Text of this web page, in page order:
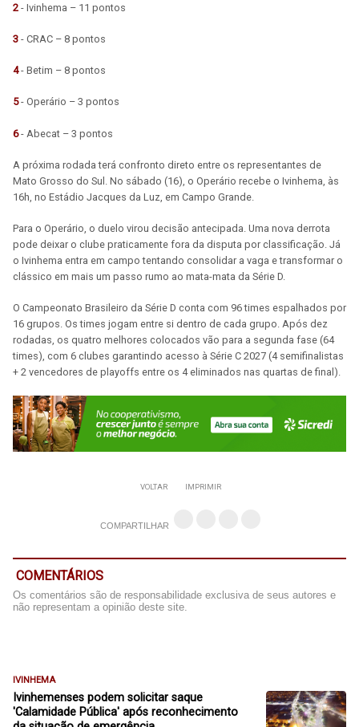
2 - Ivinhema – 11 pontos
3 - CRAC – 8 pontos
4- Betim – 8 pontos
5- Operário – 3 pontos
6- Abecat – 3 pontos
A próxima rodada terá confronto direto entre os representantes de
Mato Grosso do Sul. No sábado (16), o Operário recebe o Ivinhema, às
16h, no Estádio Jacques da Luz, em Campo Grande.
Para o Operário, o duelo virou decisão antecipada. Uma nova derrota
pode deixar o clube praticamente fora da disputa por classificação. Já
o Ivinhema entra em campo tentando consolidar a vaga e transformar o
clássico em mais um passo rumo ao mata-mata da Série D.
O Campeonato Brasileiro da Série D conta com 96 times espalhados por
16 grupos. Os times jogam entre si dentro de cada grupo. Após dez
rodadas, os quatro melhores colocados vão para a segunda fase (64
times), com 6 clubes garantindo acesso à Série C 2027 (4 semifinalistas
+ 2 vencedores de playoffs entre os 4 eliminados nas quartas de final).
VOLTAR IMPRIMIR
COMPARTILHAR
COMENTÁRIOS
Os comentários são de responsabilidade exclusiva de seus autores e
não representam a opinião deste site.
IVINHEMA
Ivinhemenses podem solicitar saque
'Calamidade Pública' após reconhecimento